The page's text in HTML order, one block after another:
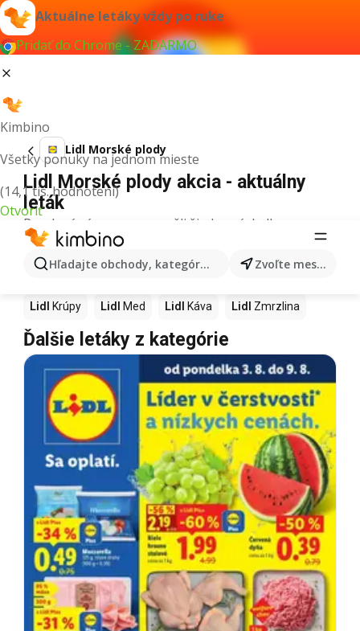
Aktuálne letáky vždy po ruke
Pridať do Chrome - ZADARMO
Kimbino
Všetky ponuky na jednom mieste
(14,1 tis. hodnotení)
Otvoriť
Hľadajte obchody, kategórie, produkty... Zvoľte mesto
Lidl Morské plody
Lidl Morské plody akcia - aktuálny
leták
Pre daný výraz sme nenašli žiadne výsledky.
Ďalšie produkty v obchodoch Lidl
Lidl Kiwi LidlMango Lidl
Lidl Krúpy Lidl Med Lidl Káva Lidl Zmrzlina
Ďalšie letáky z kategórie